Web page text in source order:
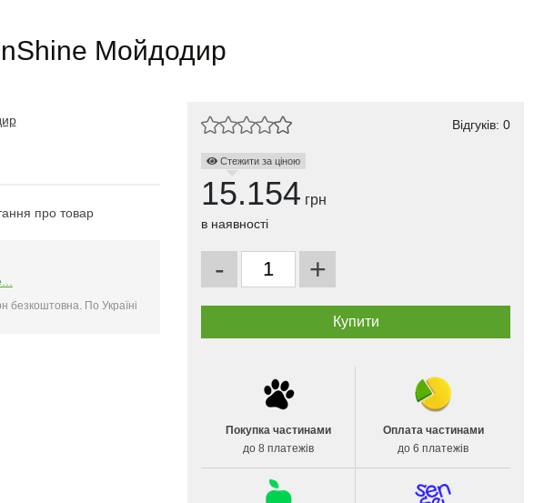
Мойдодир
про товар
безкоштовна. По Україні
Відгуків: 0
Стежити за ціною
15.154 грн
в наявності
- +
Покупка частинами
до 8 платежів
Оплата частинами
до 6 платежів